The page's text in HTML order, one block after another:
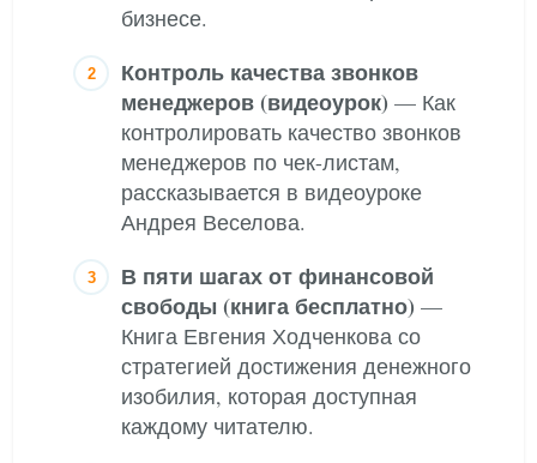
бизнесе.
Контроль качества звонков
менеджеров (видеоурок) — Как
контролировать качество звонков
менеджеров по чек-листам,
рассказывается в видеоуроке
Андрея Веселова.
В пяти шагах от финансовой
свободы (книга бесплатно) —
Книга Евгения Ходченкова со
стратегией достижения денежного
изобилия, которая доступная
каждому читателю.